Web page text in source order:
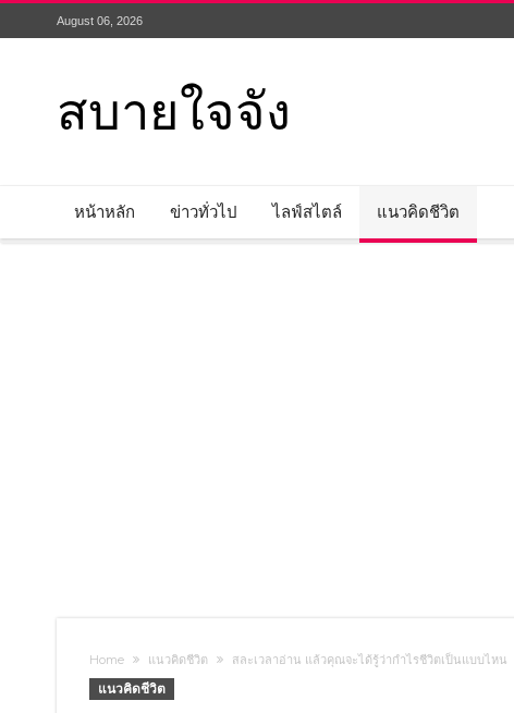
August 06, 2026
สบายใจจัง
หน้าหลัก ข่าวทั่วไป ไลฟ์สไตล์ แนวคิดชีวิต
Home แนวคิดชีวิต สละเวลาอ่าน แล้วคุณจะได้รู้ว่ากำไรชีวิตเป็นแบบไหน
แนวคิดชีวิต